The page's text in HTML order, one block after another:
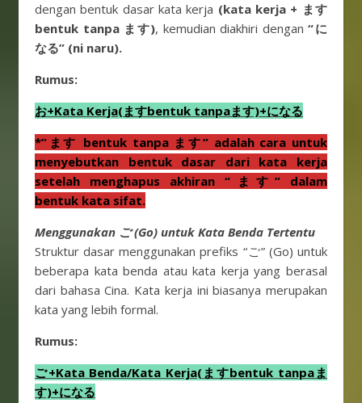
dengan bentuk dasar kata kerja (kata kerja + ます
bentuk tanpa ます), kemudian diakhiri dengan“に
なる” (ni naru).
Rumus:
お+Kata Kerja(ますbentuk tanpaます)+になる
*”ます bentuk tanpa ます” adalah cara untuk
menyebutkan bentuk dasar dari kata kerja
setelah menghapus akhiran “ます” dalam
bentuk kata sifat.
Menggunakan ご (Go) untuk Kata Benda Tertentu
Struktur dasar menggunakan prefiks “ご” (Go) untuk
beberapa kata benda atau kata kerja yang berasal
dari bahasa Cina. Kata kerja ini biasanya merupakan
kata yang lebih formal.
Rumus:
ご+Kata Benda/Kata Kerja(ますbentuk tanpaま
す)+になる